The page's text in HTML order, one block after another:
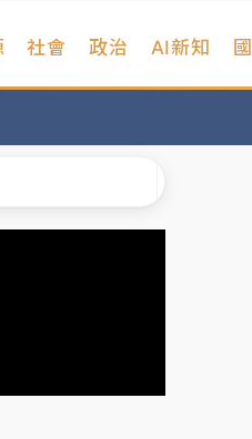
社會 政治 AI新知